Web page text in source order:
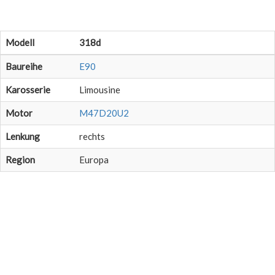
Modell 318d
Baureihe E90
Karosserie Limousine
Motor M47D20U2
Lenkung rechts
Region Europa